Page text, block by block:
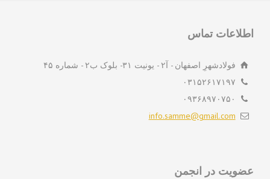
تماس
فولادشهرِ اصفهان - آ۲ - یونیت ۳۱- بلوک ب۲ - شماره ۴۵
۰۳۱۵۲۶۱۷۱۹۷
۰۹۳۶۸۹۷۰۷۵۰
info.samme@gmail.com
در انجمن